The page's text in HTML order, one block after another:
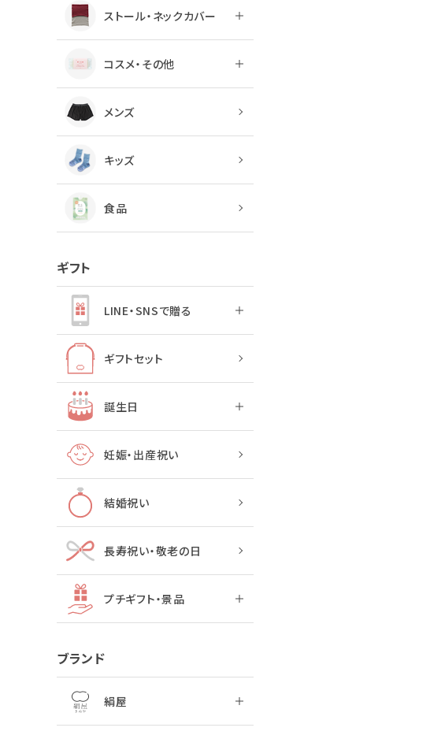
ストール・ネックカバー
コスメ・その他
メンズ
キッズ
食品
ギフト
LINE・SNSで贈る
ギフトセット
誕生日
妊娠・出産祝い
結婚祝い
長寿祝い・敬老の日
プチギフト・景品
ブランド
絹屋